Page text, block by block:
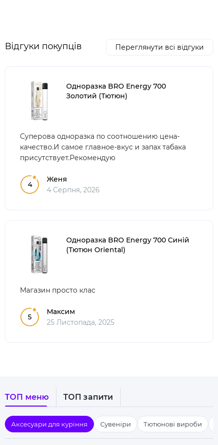
Відгуки покупців Переглянути всі відгуки
Одноразка BRO Energy 700
Золотий (Тютюн)
Суперова одноразка по соотношению цена-
качество.И самое главное-вкус и запах табака
присутствует.Рекомендую
4
Женя
4 Серпня, 2026
Одноразка BRO Energy 700 Синій
(Тютюн Oriental)
Магазин просто клас
5
Максим
25 Листопада, 2025
ТОП меню ТОП запити
Аксесуари для куріння Сувеніри Тютюнові вироби